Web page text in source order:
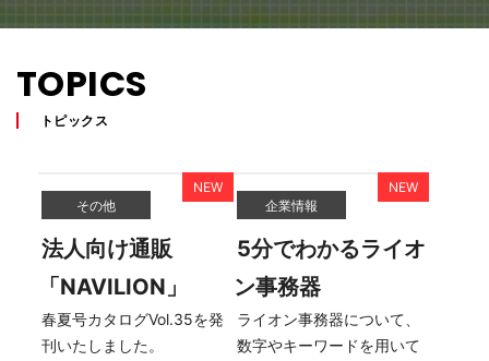
TOPICS
トピックス
その他
法人向け通販
「NAVILION」
春夏号カタログVol.35を発
刊いたしました。
企業情報
5分でわかるライオ
ン事務器
ライオン事務器について、
数字やキーワードを用いて